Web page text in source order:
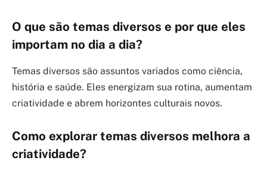
O que são temas diversos e por que eles
importam no dia a dia?
Temas diversos são assuntos variados como ciência,
história e saúde. Eles energizam sua rotina, aumentam
criatividade e abrem horizontes culturais novos.
Como explorar temas diversos melhora a
criatividade?